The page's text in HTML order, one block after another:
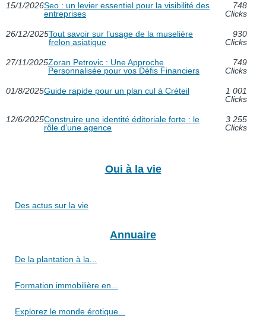
15/1/2026Seo : un levier essentiel pour la visibilité des
entreprises
748
Clicks
26/12/2025Tout savoir sur l’usage de la muselière
frelon asiatique
930
Clicks
27/11/2025Zoran Petrovic : Une Approche
Personnalisée pour vos Défis Financiers
749
Clicks
01/8/2025Guide rapide pour un plan cul à Créteil
1 001
Clicks
12/6/2025Construire une identité éditoriale forte : le
rôle d’une agence
3 255
Clicks
Oui à la vie
Des actus sur la vie
Annuaire
De la plantation à la...
Formation immobilière en...
Explorez le monde érotique...